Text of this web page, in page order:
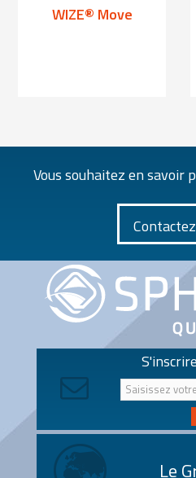
WIZE® Move
Vous souhaitez en savoir
Le